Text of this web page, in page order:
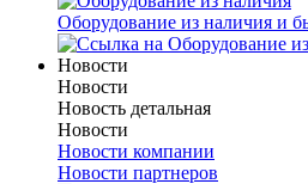
Оборудование из наличия и
Новости
Новости
Новость детальная
Новости
Новости компании
Новости партнеров